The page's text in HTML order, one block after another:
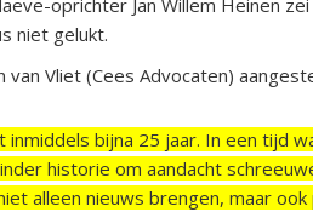
niet gelukt.
van Vliet (Cees Advocaten)
bijna 25 jaar. In een tijd
historie om aandacht
alleen nieuws brengen, maar